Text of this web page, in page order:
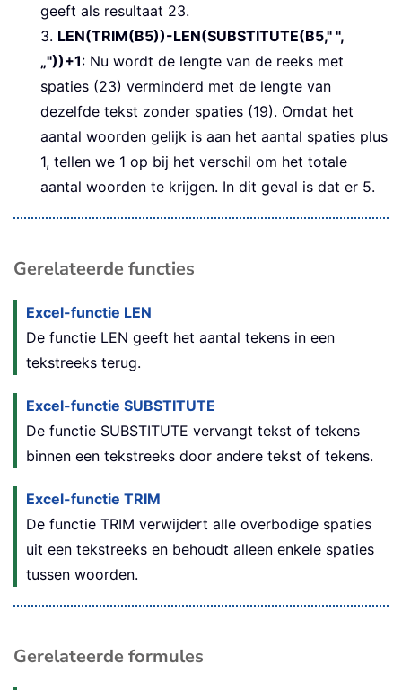
geeft als resultaat 23.
3. LEN(TRIM(B5))-LEN(SUBSTITUTE(B5," ",
„"))+1: Nu wordt de lengte van de reeks met
spaties (23) verminderd met de lengte van
dezelfde tekst zonder spaties (19). Omdat het
aantal woorden gelijk is aan het aantal spaties plus
1, tellen we 1 op bij het verschil om het totale
aantal woorden te krijgen. In dit geval is dat er 5.
Gerelateerde functies
Excel-functie LEN
De functie LEN geeft het aantal tekens in een
tekstreeks terug.
Excel-functie SUBSTITUTE
De functie SUBSTITUTE vervangt tekst of tekens
binnen een tekstreeks door andere tekst of tekens.
Excel-functie TRIM
De functie TRIM verwijdert alle overbodige spaties
uit een tekstreeks en behoudt alleen enkele spaties
tussen woorden.
Gerelateerde formules